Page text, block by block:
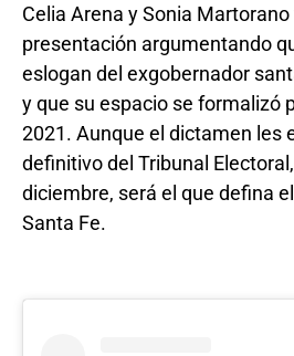
Celia Arena y Sonia
presentación argumentando
eslogan del exgobernador
y que su espacio se formalizó
2021. Aunque el dictamen les
definitivo del Tribunal
diciembre, será el que defina
Santa Fe.